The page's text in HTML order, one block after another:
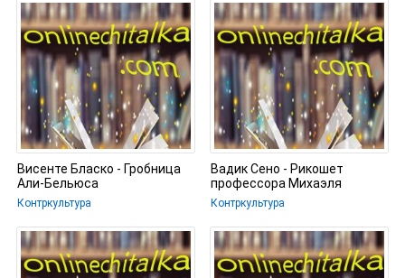
Висенте Бласко - Гробница
Али-Бельюса
Контркультура
Вадик Сено - Рикошет
профессора Михаэля
Контркультура